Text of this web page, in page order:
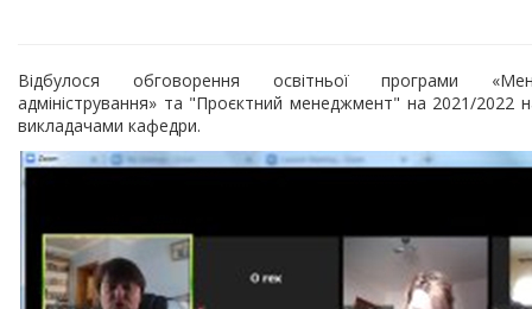
Відбулося обговорення освітньої програми
адміністрування» та "Проєктний менеджмент" на 2021/2022
викладачами кафедри.